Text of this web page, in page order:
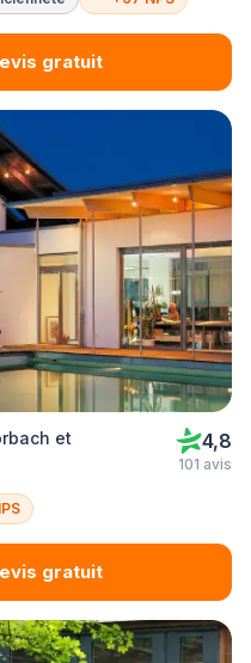
gratuit
et
4,8
101 avis
gratuit